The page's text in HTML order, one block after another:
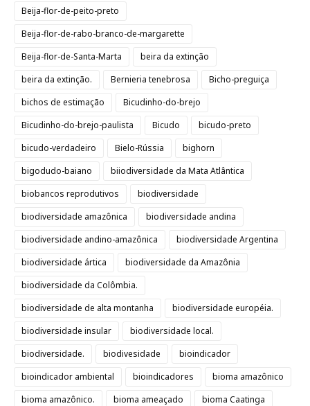
Beija-flor-de-peito-preto
Beija-flor-de-rabo-branco-de-margarette
Beija-flor-de-Santa-Marta
beira da extinção
beira da extinção.
Bernieria tenebrosa
Bicho-preguiça
bichos de estimação
Bicudinho-do-brejo
Bicudinho-do-brejo-paulista
Bicudo
bicudo-preto
bicudo-verdadeiro
Bielo-Rússia
bighorn
bigodudo-baiano
biiodiversidade da Mata Atlântica
biobancos reprodutivos
biodiversidade
biodiversidade amazônica
biodiversidade andina
biodiversidade andino-amazônica
biodiversidade Argentina
biodiversidade ártica
biodiversidade da Amazônia
biodiversidade da Colômbia.
biodiversidade de alta montanha
biodiversidade européia.
biodiversidade insular
biodiversidade local.
biodiversidade.
biodivesidade
bioindicador
bioindicador ambiental
bioindicadores
bioma amazônico
bioma amazônico.
bioma ameaçado
bioma Caatinga